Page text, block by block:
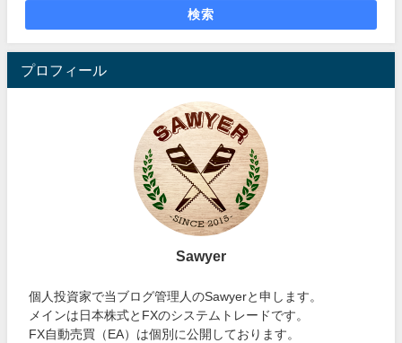
検索
プロフィール
Sawyer
個人投資家で当ブログ管理人のSawyerと申します。
メインは日本株式とFXのシステムトレードです。
FX自動売買（EA）は個別に公開しております。